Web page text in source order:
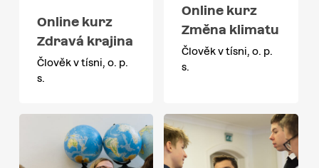
Online kurz
Zdravá krajina
Člověk v tísni, o. p.
s.
Online kurz
Změna klimatu
Člověk v tísni, o. p.
s.